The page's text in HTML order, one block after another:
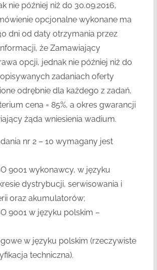
nie później niż do 30.09.2016,
opcjonalne wykonane ma
dni od daty otrzymania przez
że Zamawiający
opcji, jednak nie później niż do
opisywanych zadaniach oferty
odrębnie dla każdego z zadań,
cena = 85%, a okres gwarancji
żąda wniesienia wadium.
nr 2 – 10 wymagany jest
9001 wykonawcy, w języku
dystrybucji, serwisowania i
oraz akumulatorów;
9001 w języku polskim –
w języku polskim (rzeczywiste
techniczna).